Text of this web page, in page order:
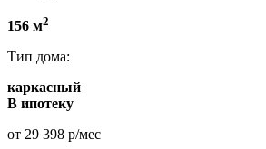
156 м2
Тип дома:
каркасный
В ипотеку
от 29 398 р/мес